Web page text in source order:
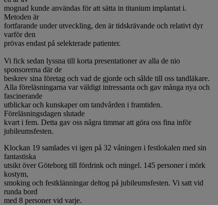
mognad kunde användas för att sätta in titanium implantat i.
Metoden är
fortfarande under utveckling, den är tidskrävande och relativt dyr
varför den
prövas endast på selekterade patienter.
Vi fick sedan lyssna till korta presentationer av alla de nio
sponsorerna där de
beskrev sina företag och vad de gjorde och sålde till oss tandläkare.
Alla föreläsningarna var väldigt intressanta och gav många nya och
fascinerande
utblickar och kunskaper om tandvården i framtiden.
Föreläsningsdagen slutade
kvart i fem. Detta gav oss några timmar att göra oss fina inför
jubileumsfesten.
Klockan 19 samlades vi igen på 32 våningen i festlokalen med sin
fantastiska
utsikt över Göteborg till fördrink och mingel. 145 personer i mörk
kostym,
smoking och festklänningar deltog på jubileumsfesten. Vi satt vid
runda bord
med 8 personer vid varje.